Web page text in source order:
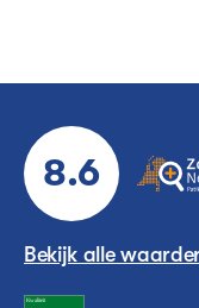
8.6
Bekijk alle